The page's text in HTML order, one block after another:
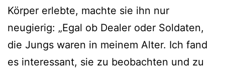
Körper erlebte, machte sie ihn nur
neugierig: „Egal ob Dealer oder Soldaten,
die Jungs waren in meinem Alter. Ich fand
es interessant, sie zu beobachten und zu